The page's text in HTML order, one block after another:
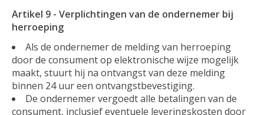
Artikel 9 - Verplichtingen van de ondernemer bij
herroeping
Als de ondernemer de melding van herroeping
door de consument op elektronische wijze mogelijk
maakt, stuurt hij na ontvangst van deze melding
binnen 24 uur een ontvangstbevestiging.
De ondernemer vergoedt alle betalingen van de
consument, inclusief eventuele leveringskosten door